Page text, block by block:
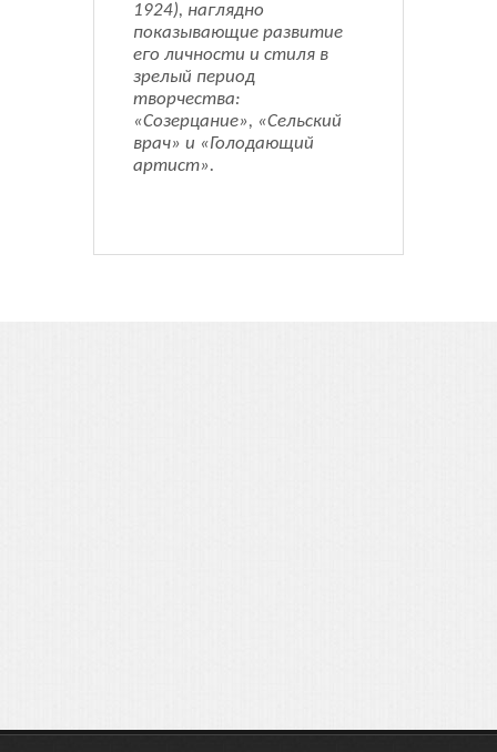
1924), наглядно
показывающие развитие
его личности и стиля в
зрелый период
творчества:
«Созерцание», «Сельский
врач» и «Голодающий
артист».